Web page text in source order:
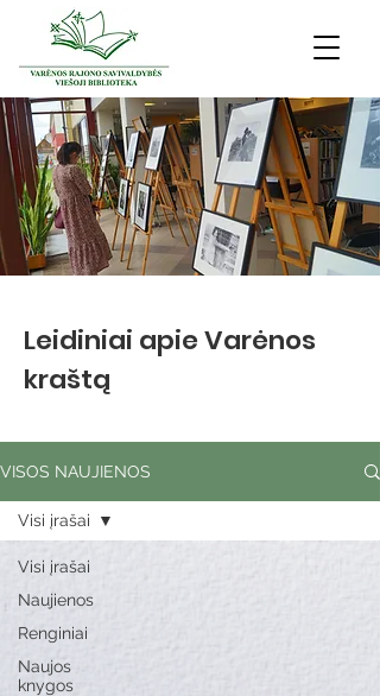
Leidiniai apie Varėnos
kraštą
VISOS NAUJIENOS
Visi įrašai
Naujienos
Renginiai
Naujos
knygos
Visi įrašai